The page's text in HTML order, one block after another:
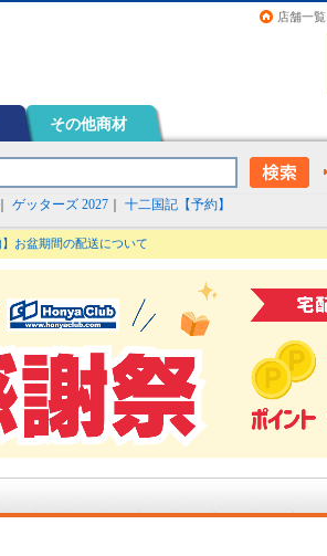
店舗一覧
その他商材
ゲッターズ 2027 十二国記【予約】
】お盆期間の配送について